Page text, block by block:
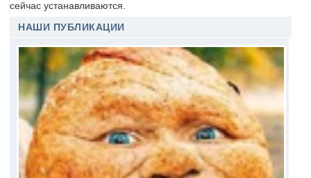
сейчас устанавливаются.
НАШИ ПУБЛИКАЦИИ